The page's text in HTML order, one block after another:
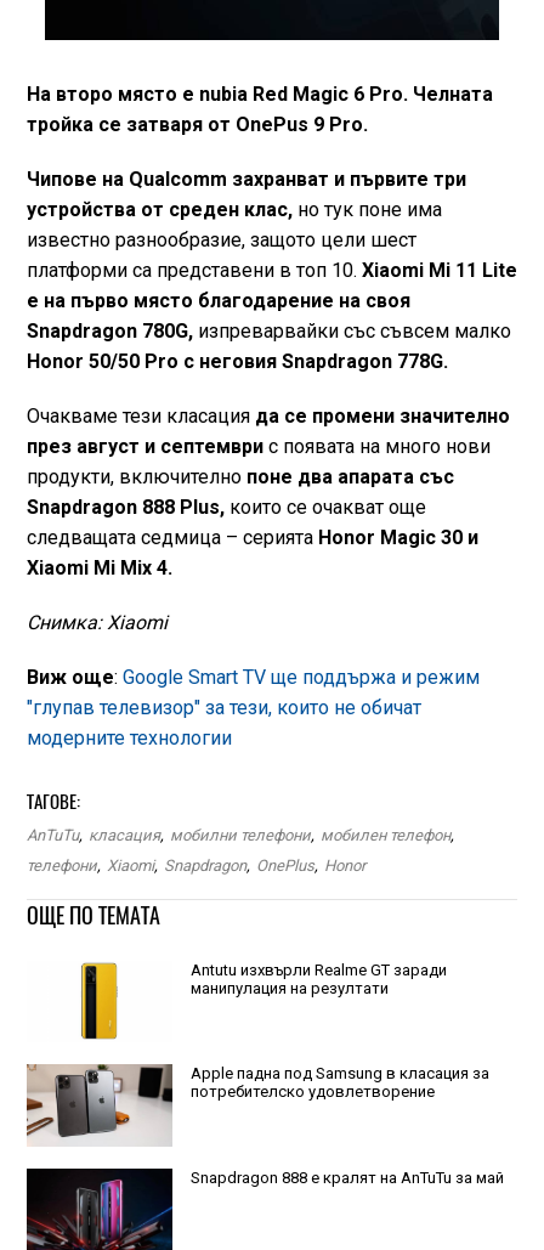
На второ място е nubia Red Magic 6 Pro. Челната
тройка се затваря от OnePus 9 Pro.
Чипове на Qualcomm захранват и първите три
устройства от среден клас,но тук поне има
известно разнообразие, защото цели шест
платформи са представени в топ 10. Xiaomi Mi 11 Lite
е на първо място благодарение на своя
Snapdragon 780G,изпреварвайки със съвсем малко
Honor 50/50 Pro с неговия Snapdragon 778G.
Очакваме тези класация да се промени значително
през август и септемврис появата на много нови
продукти, включително поне два апарата със
Snapdragon 888 Plus,които се очакват още
следващата седмица – серията Honor Magic 30 и
Xiaomi Mi Mix 4.
Снимка: Xiaomi
Виж още: Google Smart TV ще поддържа и режим
"глупав телевизор" за тези, които не обичат
модерните технологии
ТАГОВЕ:
AnTuTu, класация, мобилни телефони, мобилен телефон,
телефони, Xiaomi, Snapdragon, OnePlus, Honor
ОЩЕ ПО ТЕМАТА
Antutu изхвърли Realme GT заради
манипулация на резултати
Apple падна под Samsung в класация за
потребителско удовлетворение
Snapdragon 888 е кралят на AnTuTu за май